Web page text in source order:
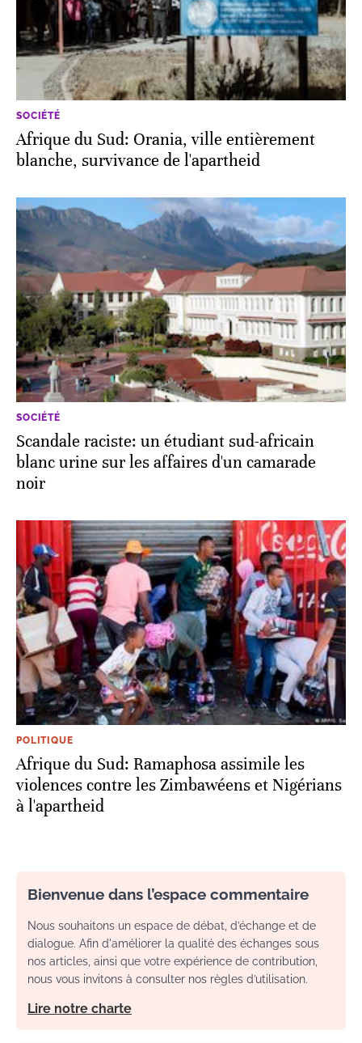
SOCIÉTÉ
Afrique du Sud: Orania, ville entièrement
blanche, survivance de l'apartheid
SOCIÉTÉ
Scandale raciste: un étudiant sud-africain
blanc urine sur les affaires d'un camarade
noir
POLITIQUE
Afrique du Sud: Ramaphosa assimile les
violences contre les Zimbawéens et Nigérians
à l'apartheid
Bienvenue dans l’espace commentaire
Nous souhaitons un espace de débat, d’échange et de
dialogue. Afin d'améliorer la qualité des échanges sous
nos articles, ainsi que votre expérience de contribution,
nous vous invitons à consulter nos règles d’utilisation.
Lire notre charte